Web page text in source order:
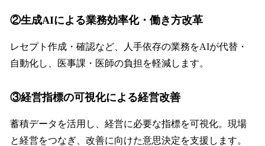
②生成AIによる業務効率化・働き方改革
レセプト作成・確認など、人手依存の業務をAIが代替・
自動化し、医事課・医師の負担を軽減します。
③経営指標の可視化による経営改善
蓄積データを活用し、経営に必要な指標を可視化。現場
と経営をつなぎ、改善に向けた意思決定を支援します。